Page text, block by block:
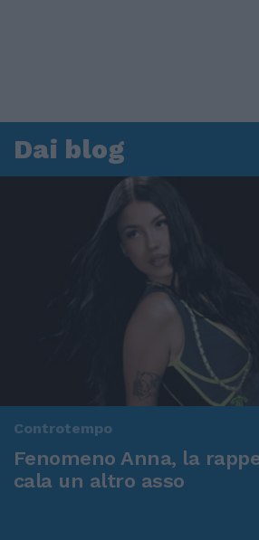
Dai blog
Controtempo
Fenomeno Anna, la
cala un altro asso